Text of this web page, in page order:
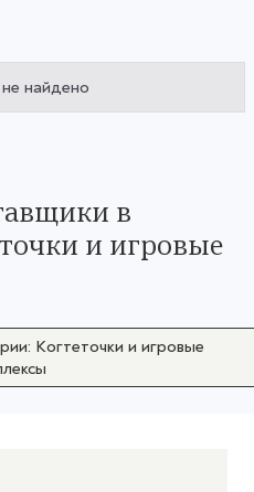
найдено
в
и игровые
Когтеточки и игровые